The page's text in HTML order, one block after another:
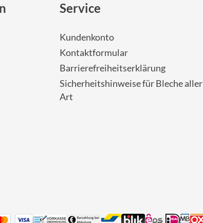
Service
Kundenkonto
Kontaktformular
Barrierefreiheitserklärung
Sicherheitshinweise für Bleche aller
Art